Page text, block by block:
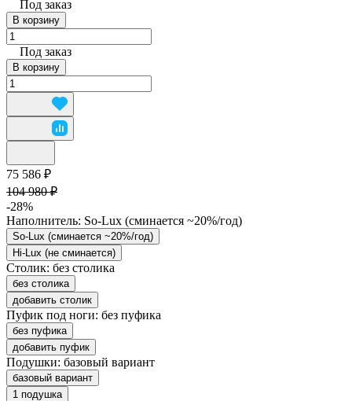
Под заказ
В корзину
Под заказ
В корзину
75 586 ₽
104 980 ₽
-28%
Наполнитель: So-Lux (cминается ~20%/год)
So-Lux (cминается ~20%/год)
Hi-Lux (не сминается)
Столик: без столика
без столика
добавить столик
Пуфик под ноги: без пуфика
без пуфика
добавить пуфик
Подушки: базовый вариант
базовый вариант
1 подушка